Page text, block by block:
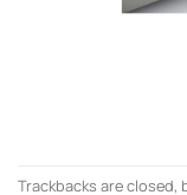
Trackbacks are closed,